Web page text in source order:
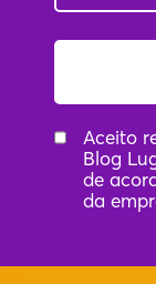
Aceito
Blog
de
da